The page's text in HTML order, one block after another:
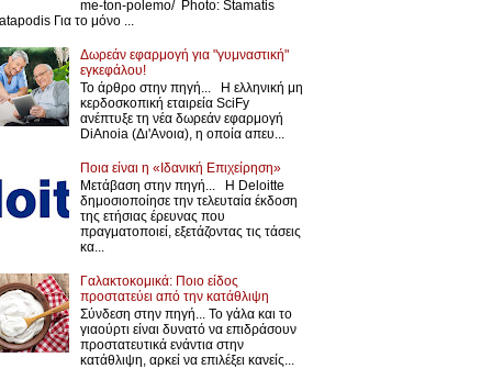
me-ton-polemo/ Photo: Stamatis
Για το μόνο ...
Δωρεάν εφαρμογή για "γυμναστική"
εγκεφάλου!
Το άρθρο στην πηγή... Η ελληνική μη
κερδοσκοπική εταιρεία SciFy
ανέπτυξε τη νέα δωρεάν εφαρμογή
DiAnoia (Δι'Ανοια), η οποία απευ...
Ποια είναι η «Ιδανική Επιχείρηση»
Μετάβαση στην πηγή... Η Deloitte
δημοσιοποίησε την τελευταία έκδοση
της ετήσιας έρευνας που
πραγματοποιεί, εξετάζοντας τις τάσεις
κα...
Γαλακτοκομικά: Ποιο είδος
προστατεύει από την κατάθλιψη
Σύνδεση στην πηγή... Το γάλα και το
γιαούρτι είναι δυνατό να επιδράσουν
προστατευτικά ενάντια στην
κατάθλιψη, αρκεί να επιλέξει κανείς...